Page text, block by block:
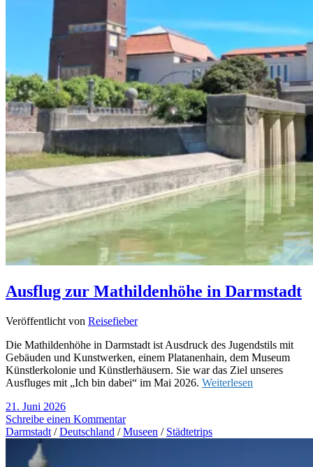
Ausflug zur Mathildenhöhe in Darmstadt
Veröffentlicht von Reisefieber
Die Mathildenhöhe in Darmstadt ist Ausdruck des Jugendstils mit
Gebäuden und Kunstwerken, einem Platanenhain, dem Museum
Künstlerkolonie und Künstlerhäusern. Sie war das Ziel unseres
Ausfluges mit „Ich bin dabei“ im Mai 2026. Weiterlesen
21. Juni 2026
Schreibe einen Kommentar
Darmstadt /Deutschland /Museen / Städtetrips